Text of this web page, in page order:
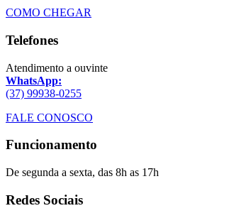
COMO CHEGAR
Telefones
Atendimento a ouvinte
WhatsApp:
(37) 99938-0255
FALE CONOSCO
Funcionamento
De segunda a sexta, das 8h as 17h
Redes Sociais